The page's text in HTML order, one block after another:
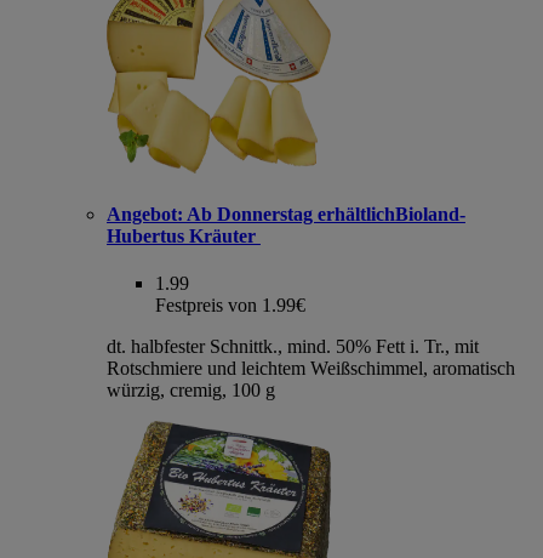
Angebot: Ab Donnerstag erhältlichBioland-
Hubertus Kräuter
1.99
Festpreis von 1.99€
dt. halbfester Schnittk., mind. 50% Fett i. Tr., mit
Rotschmiere und leichtem Weißschimmel, aromatisch
würzig, cremig, 100 g